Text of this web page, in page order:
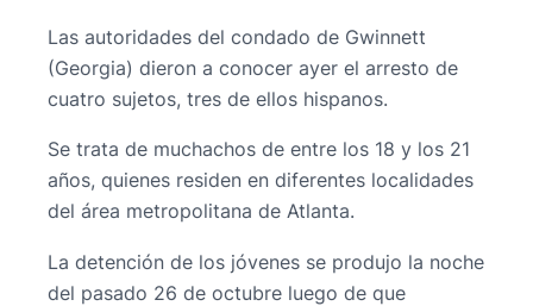
Las autoridades del condado de Gwinnett
(Georgia) dieron a conocer ayer el arresto de
cuatro sujetos, tres de ellos hispanos.
Se trata de muchachos de entre los 18 y los 21
años, quienes residen en diferentes localidades
del área metropolitana de Atlanta.
La detención de los jóvenes se produjo la noche
del pasado 26 de octubre luego de que